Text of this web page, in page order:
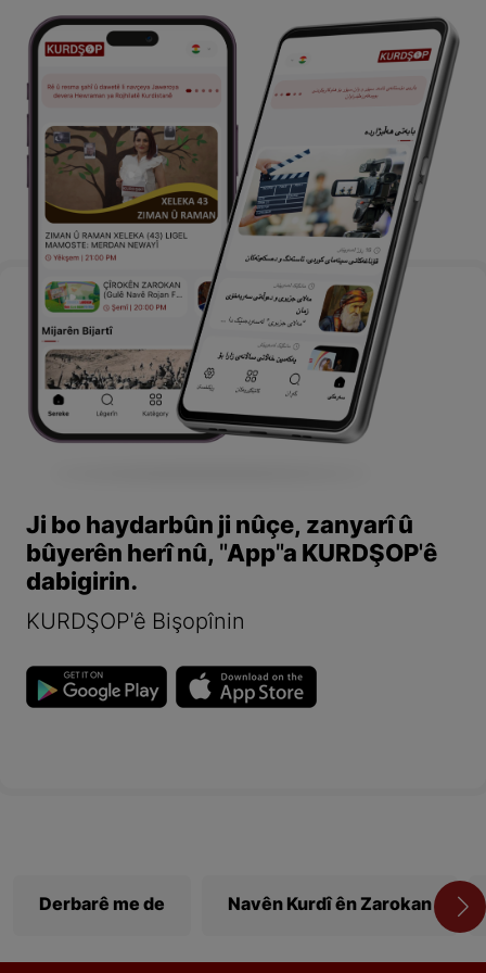
Ji bo haydarbûn ji nûçe, zanyarî û
bûyerên herî nû, "App"a KURDŞOP'ê
dabigirin.
KURDŞOP'ê Bişopînin
Derbarê me de Navên Kurdî ên Zarokan